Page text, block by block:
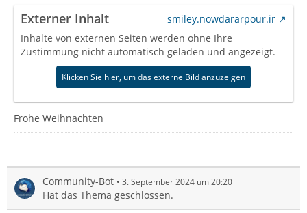
Externer Inhalt
smiley.nowdararpour.ir
Inhalte von externen Seiten werden ohne Ihre
Zustimmung nicht automatisch geladen und angezeigt.
Klicken Sie hier, um das externe Bild anzuzeigen
Frohe Weihnachten
Community-Bot 3. September 2024 um 20:20
Hat das Thema geschlossen.